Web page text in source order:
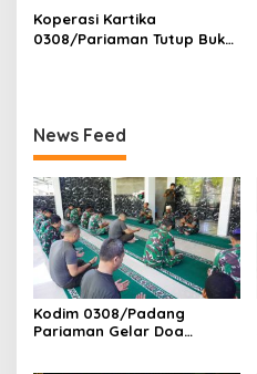
Kapolres Jajaran
Koperasi Kartika
0308/Pariaman Tutup Buku
News Feed
Kodim 0308/Padang
Pariaman Gelar Doa